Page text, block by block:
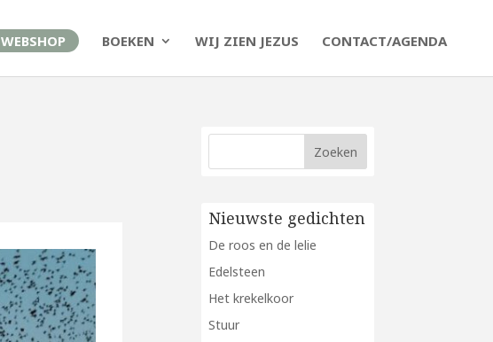
WEBSHOP BOEKEN WIJ ZIEN JEZUS CONTACT/AGENDA
Nieuwste gedichten
De roos en de lelie
Edelsteen
Het krekelkoor
Stuur